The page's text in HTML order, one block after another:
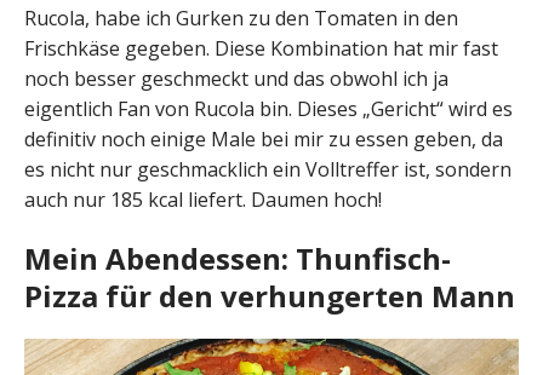
Rucola, habe ich Gurken zu den Tomaten in den
Frischkäse gegeben. Diese Kombination hat mir fast
noch besser geschmeckt und das obwohl ich ja
eigentlich Fan von Rucola bin. Dieses „Gericht“ wird es
definitiv noch einige Male bei mir zu essen geben, da
es nicht nur geschmacklich ein Volltreffer ist, sondern
auch nur 185 kcal liefert. Daumen hoch!
Mein Abendessen: Thunfisch-
Pizza für den verhungerten Mann